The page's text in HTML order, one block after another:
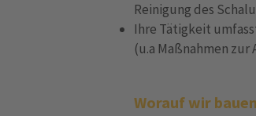
Reinigung des
Ihre Tätigkeit
(u.a Maßnahmen
Worauf wir bauen